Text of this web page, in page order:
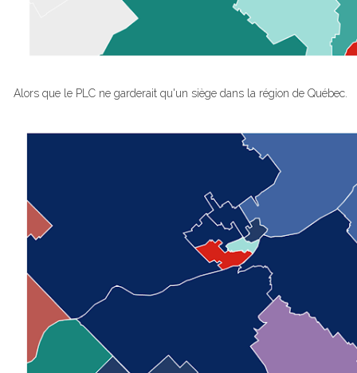
Alors que le PLC ne garderait qu'un siège dans la région de Québec.